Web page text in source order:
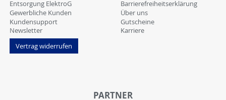
Entsorgung ElektroG
Gewerbliche Kunden
Kundensupport
Newsletter
Vertrag widerrufen
Barrierefreiheitserklärung
Über uns
Gutscheine
Karriere
PARTNER